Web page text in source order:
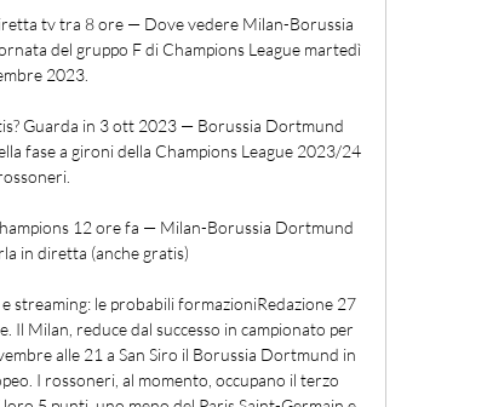
tv tra 8 ore — Dove vedere Milan-Borussia
del gruppo F di Champions League martedì
2023.
Guarda in 3 ott 2023 — Borussia Dortmund
fase a gironi della Champions League 2023/24
12 ore fa — Milan-Borussia Dortmund
in diretta (anche gratis)
le probabili formazioniRedazione 27
Il Milan, reduce dal successo in campionato per
alle 21 a San Siro il Borussia Dortmund in
I rossoneri, al momento, occupano il terzo